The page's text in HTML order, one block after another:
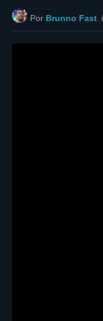
Por Brunno Fast